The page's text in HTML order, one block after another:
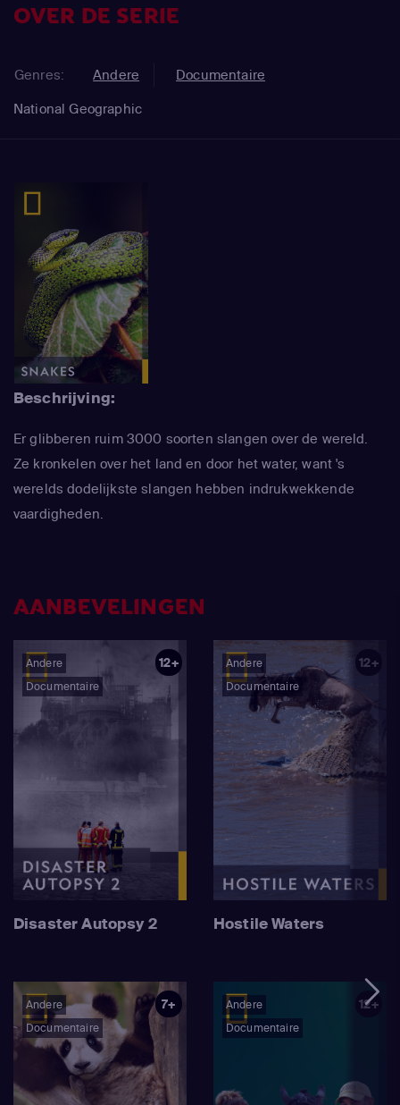
OVER DE SERIE
Genres: Andere
Documentaire
National Geographic
Beschrijving:
Er glibberen ruim 3000 soorten slangen over de wereld.
Ze kronkelen over het land en door het water, want 's
werelds dodelijkste slangen hebben indrukwekkende
vaardigheden.
AANBEVELINGEN
Andere
Documentaire
12+
Disaster Autopsy 2
Andere
Documentaire
12+
Hostile Waters
Andere
Documentaire
7+
Andere
Documentaire
12+